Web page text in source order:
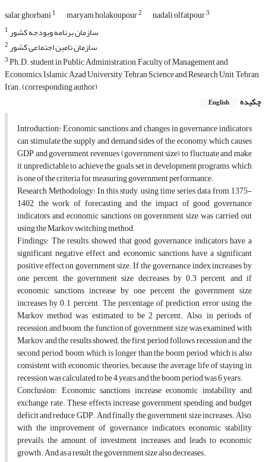
salar ghorbani1 maryam holakoupour2 nadali olfatpour3
1سازمان برنامه وبودجه کشور
2سازمان تامین اجتماعی کشور
3Ph.D. student in Public Administration, Faculty of Management and
Economics, Islamic Azad University, Tehran Science and Research Unit, Tehran,
Iran. (corresponding author)
چکیده
English
Introduction: Economic sanctions and changes in governance indicators
can stimulate the supply and demand sides of the economy, which causes
GDP and government revenues (government size) to fluctuate and make
it unpredictable to achieve the goals set in development programs, which
is one of the criteria for measuring government performance.
Research Methodology: In this study, using time series data from 1375-
1402, the work of forecasting and the impact of good governance
indicators and economic sanctions on government size was carried out
using the Markov switching method.
Findings: The results showed that good governance indicators have a
significant negative effect and economic sanctions have a significant
positive effect on government size. If the governance index increases by
one percent, the government size decreases by 0.3 percent, and if
economic sanctions increase by one percent, the government size
increases by 0.1 percent. The percentage of prediction error using the
Markov method was estimated to be 2 percent. Also, in periods of
recession and boom, the function of government size was examined with
Markov and the results showed; the first period follows recession and the
second period, boom, which is longer than the boom period, which is also
consistent with economic theories; because the average life of staying in
recession was calculated to be 4 years and the boom period was 6 years.
Conclusion: Economic sanctions increase economic instability and
exchange rate. These effects increase government spending and budget
deficit and reduce GDP. And finally, the government size increases. Also,
with the improvement of governance indicators, economic stability
prevails, the amount of investment increases and leads to economic
growth. And as a result, the government size also decreases.